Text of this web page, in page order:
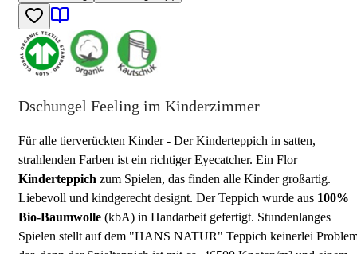
Dschungel Feeling im Kinderzimmer
Für alle tierverückten Kinder - Der Kinderteppich in satten,
strahlenden Farben ist ein richtiger Eyecatcher. Ein Flor
Kinderteppich zum Spielen, das finden alle Kinder großartig.
Liebevoll und kindgerecht designt. Der Teppich wurde aus 100%
Bio-Baumwolle (kbA) in Handarbeit gefertigt. Stundenlanges
Spielen stellt auf dem "HANS NATUR" Teppich keinerlei